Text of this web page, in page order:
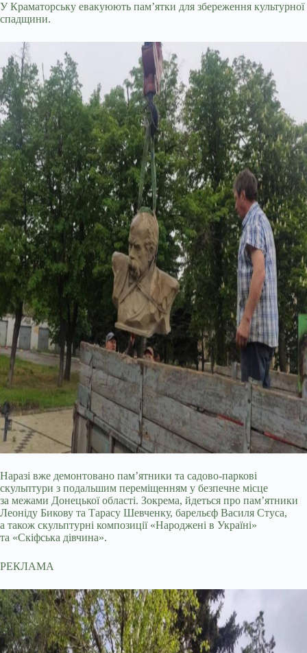
У Краматорську евакуюють пам’ятки для збереження культурної
спадщини.
Наразі вже демонтовано пам’ятники та садово-паркові
скульптури з подальшим переміщенням у безпечне місце
за межами Донецької області. Зокрема, йдеться про пам’ятники
Леоніду Бикову та Тарасу Шевченку, барельєф Василя Стуса,
а також скульптурні композиції «Народжені в Україні»
та «Скіфська дівчина».
РЕКЛАМА